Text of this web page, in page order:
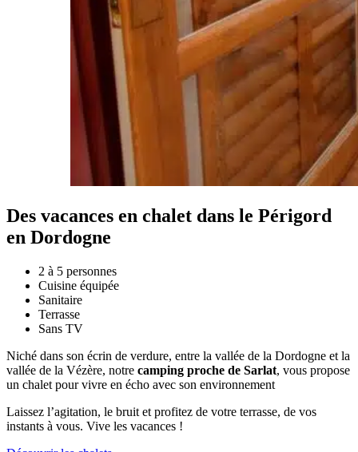
Des vacances en chalet dans le Périgord
en Dordogne
2 à 5 personnes
Cuisine équipée
Sanitaire
Terrasse
Sans TV
Niché dans son écrin de verdure, entre la vallée de la Dordogne et la
vallée de la Vézère, notre camping proche de Sarlat, vous propose
un chalet pour vivre en écho avec son environnement
Laissez l’agitation, le bruit et profitez de votre terrasse, de vos
instants à vous. Vive les vacances !